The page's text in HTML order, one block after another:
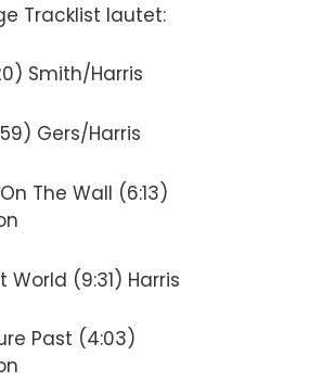
Tracklist lautet:
Smith/Harris
Gers/Harris
The Wall (6:13)
World (9:31) Harris
Past (4:03)